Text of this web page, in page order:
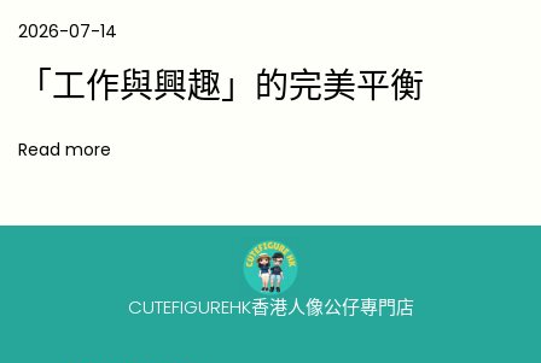
愛
2026-07-14
「工作與興趣」的完美平衡
Read more
CUTEFIGUREHK香港人像公仔專門店